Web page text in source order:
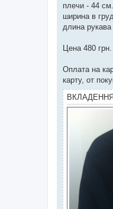
плечи - 44 см.
ширина в
длина рукава
Цена 480 грн.
Оплата на
карту, от